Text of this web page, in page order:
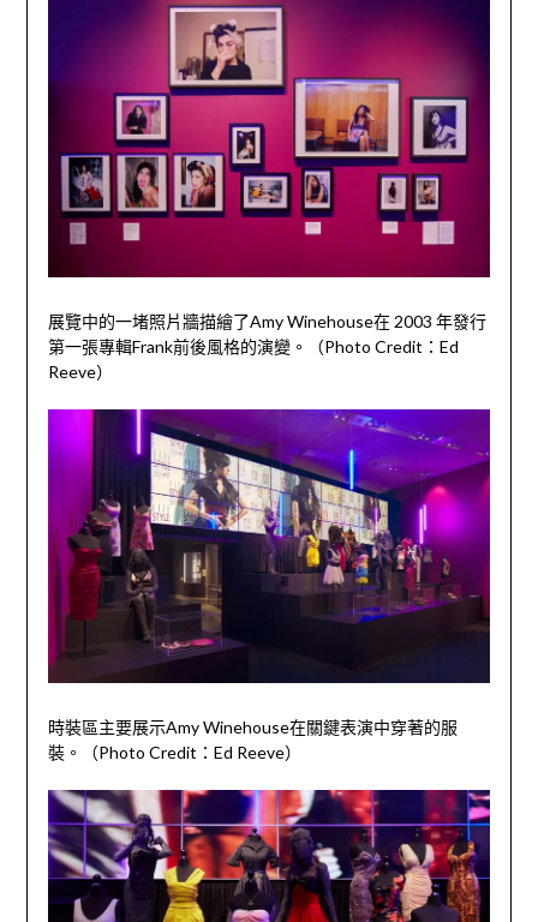
展覽中的一堵照片牆描繪了Amy Winehouse在 2003 年發行
第一張專輯Frank前後風格的演變。（Photo Credit：Ed
Reeve）
時裝區主要展示Amy Winehouse在關鍵表演中穿著的服
裝。（Photo Credit：Ed Reeve）